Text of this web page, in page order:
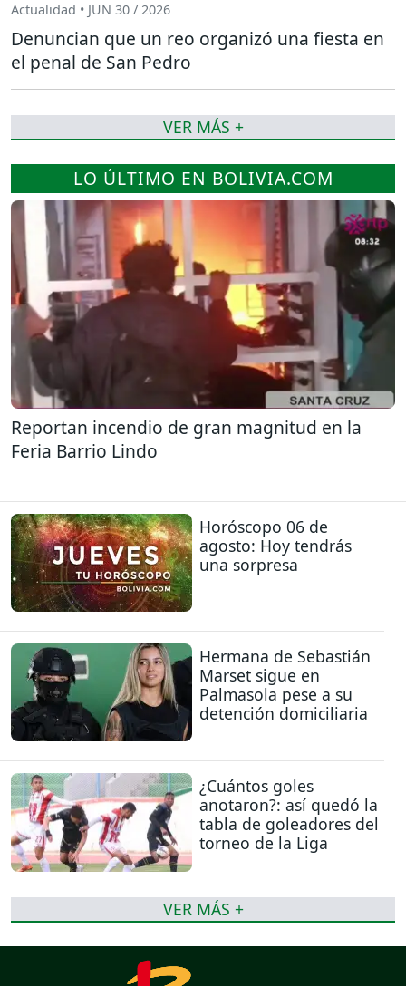
LO ÚLTIMO EN BOLIVIA.COM
Reportan incendio de gran magnitud en la
Feria Barrio Lindo
Horóscopo 06 de
agosto: Hoy tendrás
una sorpresa
Hermana de Sebastián
Marset sigue en
Palmasola pese a su
detención domiciliaria
¿Cuántos goles
anotaron?: así quedó la
tabla de goleadores del
torneo de la Liga
VER MÁS +
Actualidad • JUN 30 / 2026
Denuncian que un reo organizó una fiesta en
el penal de San Pedro
VER MÁS +